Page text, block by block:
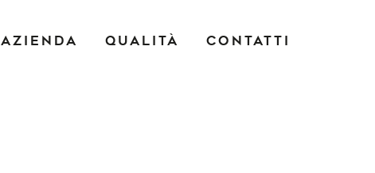
AZIENDA QUALITÀ CONTATTI